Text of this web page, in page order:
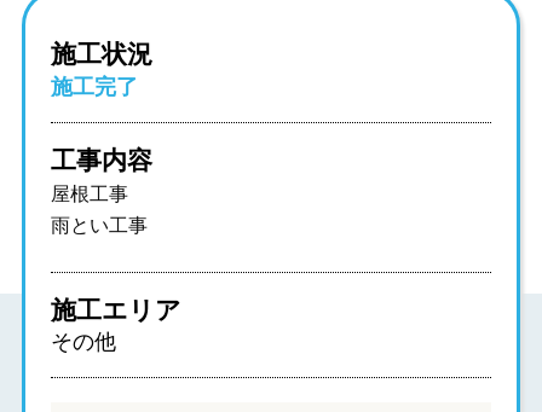
施工状況
施工完了
工事内容
屋根工事
雨とい工事
施工エリア
その他